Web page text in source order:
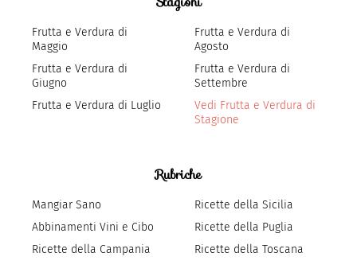
Frutta e Verdura di
Maggio
Frutta e Verdura di
Giugno
Frutta e Verdura di Luglio
Frutta e Verdura di
Agosto
Frutta e Verdura di
Settembre
Vedi Frutta e Verdura di
Stagione
Rubriche
Mangiar Sano
Abbinamenti Vini e Cibo
Ricette della Campania
Ricette della Sicilia
Ricette della Puglia
Ricette della Toscana